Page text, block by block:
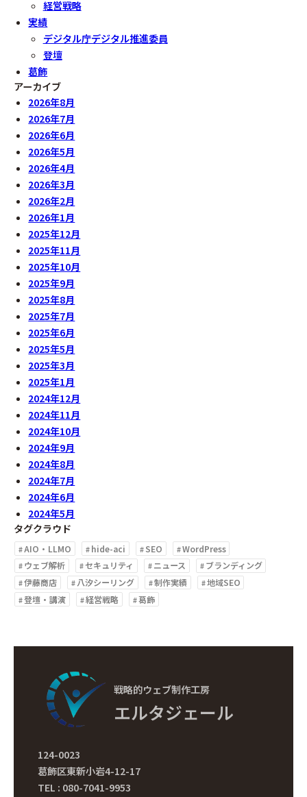
経営戦略
実績
デジタル庁デジタル推進委員
登壇
葛飾
アーカイブ
2026年8月
2026年7月
2026年6月
2026年5月
2026年4月
2026年3月
2026年2月
2026年1月
2025年12月
2025年11月
2025年10月
2025年9月
2025年8月
2025年7月
2025年6月
2025年5月
2025年3月
2025年1月
2024年12月
2024年11月
2024年10月
2024年9月
2024年8月
2024年7月
2024年6月
2024年5月
タグクラウド
AIO・LLMO hide-aci SEO
WordPress
ウェブ解析
セキュリティ ニュース
ブランディング
伊藤商店
八汐シーリング 制作実績
地域SEO
登壇・講演
経営戦略 葛飾
戦略的ウェブ制作工房
エルタジェール
124-0023
葛飾区東新小岩4-12-17
TEL : 080-7041-9953